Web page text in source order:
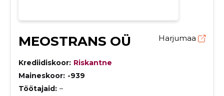
MEOSTRANS OÜ Harjumaa
Krediidiskoor: Riskantne
Maineskoor: -939
Töötajaid: –